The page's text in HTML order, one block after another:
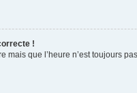
!
mais que l’heure n’est toujours